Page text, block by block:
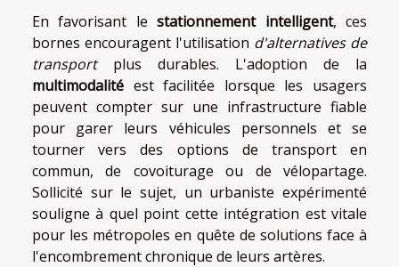
En favorisant lestationnement intelligent, ces
bornes encouragent l'utilisation d'alternatives de
transportplus durables. L'adoption de la
multimodalité est facilitée lorsque les usagers
peuvent compter sur une infrastructure fiable
pour garer leurs véhicules personnels et se
tourner vers des options de transport en
commun, de covoiturage ou de vélopartage.
Sollicité sur le sujet, un urbaniste expérimenté
souligne à quel point cette intégration est vitale
pour les métropoles en quête de solutions face à
l'encombrement chronique de leurs artères.